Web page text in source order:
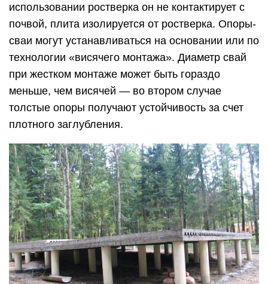
использовании ростверка он не контактирует с
почвой, плита изолируется от ростверка. Опоры-
сваи могут устанавливаться на основании или по
технологии «висячего монтажа». Диаметр свай
при жестком монтаже может быть гораздо
меньше, чем висячей — во втором случае
толстые опоры получают устойчивость за счет
плотного заглубления.